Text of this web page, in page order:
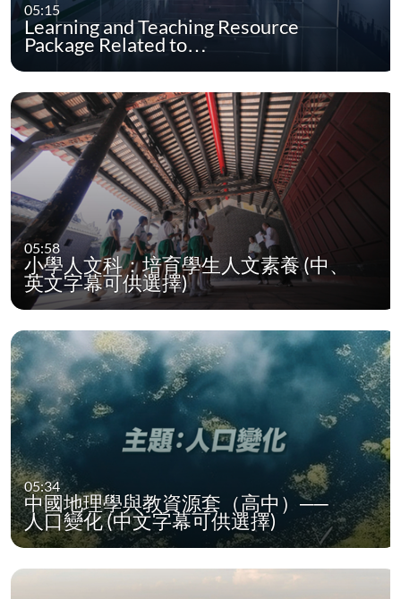
05:15
Learning and Teaching Resource
Package Related to…
05:58
小學人文科：培育學生人文素養 (中、
英文字幕可供選擇)
05:34
中國地理學與教資源套（高中）──
人口變化 (中文字幕可供選擇)